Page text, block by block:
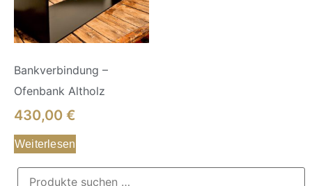
Bankverbindung –
Ofenbank Altholz
430,00€
Weiterlesen